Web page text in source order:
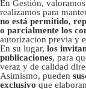
En Gestión,
realizamos para
no está permitido,
o parcialmente los
autorizacion previa y
En su lugar, los
publicaciones, para
veraz y de calidad
Asimismo, pueden
exclusivo que